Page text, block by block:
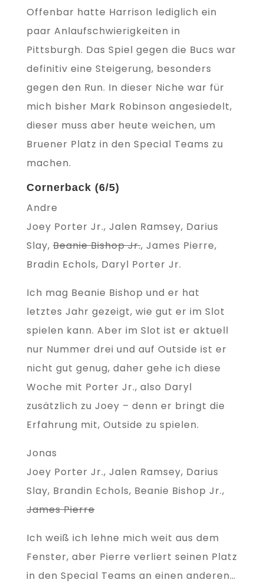
Offenbar hatte Harrison lediglich ein
paar Anlaufschwierigkeiten in
Pittsburgh. Das Spiel gegen die Bucs war
definitiv eine Steigerung, besonders
gegen den Run. In dieser Niche war für
mich bisher Mark Robinson angesiedelt,
dieser muss aber heute weichen, um
Bruener Platz in den Special Teams zu
machen.
Cornerback (6/5)
Andre
Joey Porter Jr., Jalen Ramsey, Darius
Slay,Beanie Bishop Jr., James Pierre,
Bradin Echols, Daryl Porter Jr.
Ich mag Beanie Bishop und er hat
letztes Jahr gezeigt, wie gut er im Slot
spielen kann. Aber im Slot ist er aktuell
nur Nummer drei und auf Outside ist er
nicht gut genug, daher gehe ich diese
Woche mit Porter Jr., also Daryl
zusätzlich zu Joey – denn er bringt die
Erfahrung mit, Outside zu spielen.
Jonas
Joey Porter Jr., Jalen Ramsey, Darius
Slay, Brandin Echols, Beanie Bishop Jr.,
James Pierre
Ich weiß ich lehne mich weit aus dem
Fenster, aber Pierre verliert seinen Platz
in den Special Teams an einen anderen…